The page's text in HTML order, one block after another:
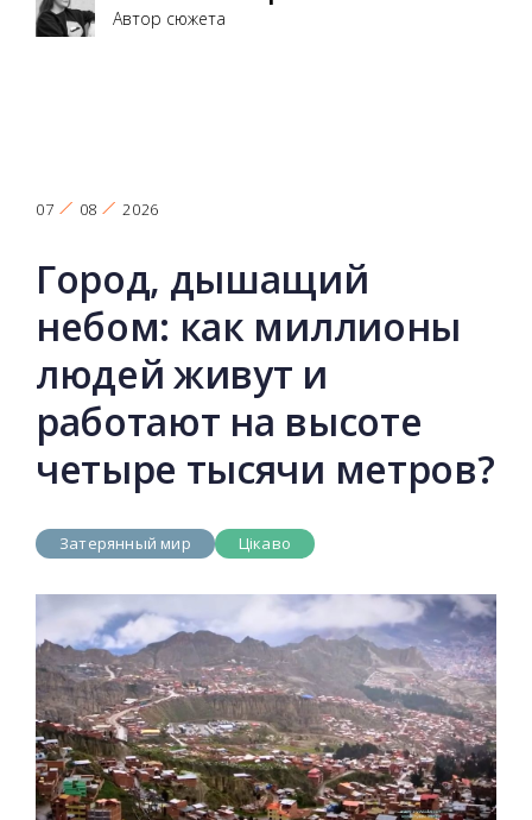
Автор сюжета
07 08 2026
Город, дышащий
небом: как миллионы
людей живут и
работают на высоте
четыре тысячи метров?
Затерянный мир Цікаво